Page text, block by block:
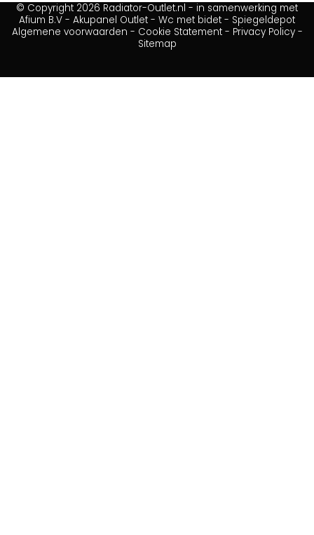
© Copyright 2026 Radiator-Outlet.nl - in samenwerking met
Afium B.V - Akupanel Outlet - Wc met bidet - Spiegeldepot
Algemene voorwaarden - Cookie Statement- Privacy Policy-
Sitemap